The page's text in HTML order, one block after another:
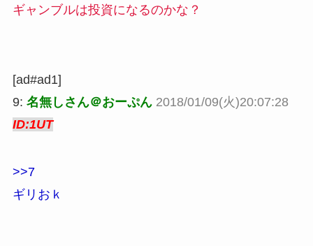
ギャンブルは投資になるのかな？
[ad#ad1]
9: 名無しさん＠おーぷん 2018/01/09(火)20:07:28
ID:1UT
>>7
ギリおｋ